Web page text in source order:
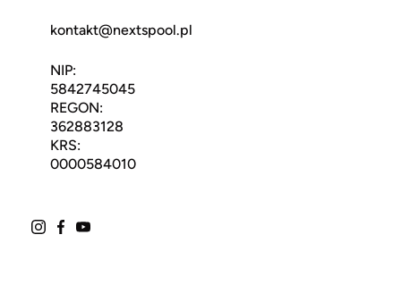
kontakt@nextspool.pl
NIP:
5842745045
REGON:
362883128
KRS:
0000584010